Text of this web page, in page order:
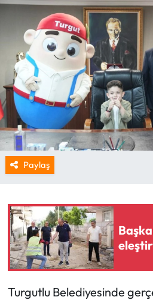
Paylaş
Turgutlu Belediyesinde